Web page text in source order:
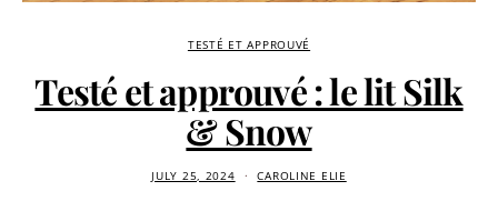
TESTÉ ET APPROUVÉ
Testé et approuvé : le lit Silk
& Snow
JULY 25, 2024 CAROLINE ELIE